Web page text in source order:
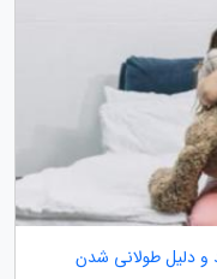
و دلیل طولانی شدن